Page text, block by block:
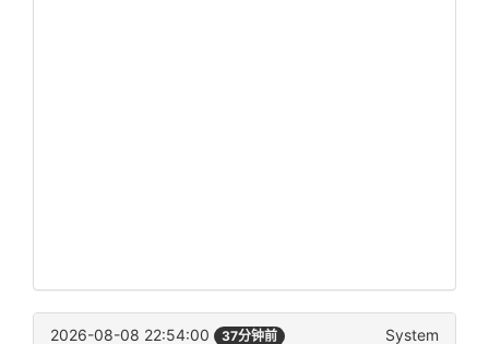
2026-08-08 22:54:00 37分钟前 System